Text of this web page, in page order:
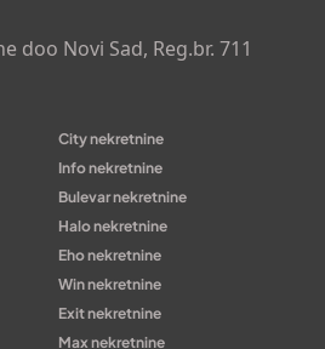
doo Novi Sad, Reg.br. 711
City nekretnine
Info nekretnine
Bulevar nekretnine
Halo nekretnine
Eho nekretnine
Win nekretnine
Exit nekretnine
Max nekretnine